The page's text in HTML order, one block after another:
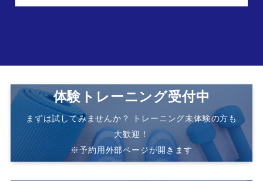
体験トレーニング受付中
まずは試してみませんか？ トレーニング未体験の方も
大歓迎！
※予約用外部ページが開きます